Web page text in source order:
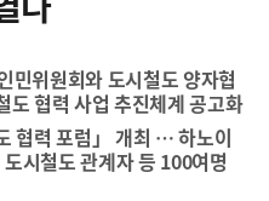
민위원회와 도시철도 양자협
협력 사업 추진체계 공고화
협력 포럼」 개최 … 하노이
시철도 관계자 등 100여명